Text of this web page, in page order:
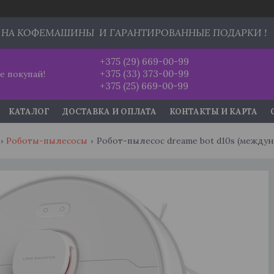
КОФЕМАШИНЫ И ГАРАНТИРОВАННЫЕ ПОДАРКИ !
покупай!
+375 (29) 669-00-99
+375 (33) 373-00-99
+375 (25) 669-00-99
КАТАЛОГ ДОСТАВКА И ОПЛАТА КОНТАКТЫ И КАРТА
Роботы-пылесосы Робот-пылесос dreame bot d10s